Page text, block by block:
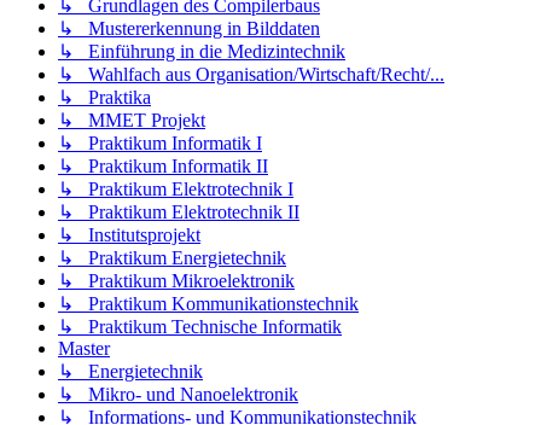
↳ Grundlagen des Compilerbaus
↳ Mustererkennung in Bilddaten
↳ Einführung in die Medizintechnik
↳ Wahlfach aus Organisation/Wirtschaft/Recht/...
↳ Praktika
↳ MMET Projekt
↳ Praktikum Informatik I
↳ Praktikum Informatik II
↳ Praktikum Elektrotechnik I
↳ Praktikum Elektrotechnik II
↳ Institutsprojekt
↳ Praktikum Energietechnik
↳ Praktikum Mikroelektronik
↳ Praktikum Kommunikationstechnik
↳ Praktikum Technische Informatik
Master
↳ Energietechnik
↳ Mikro- und Nanoelektronik
↳ Informations- und Kommunikationstechnik